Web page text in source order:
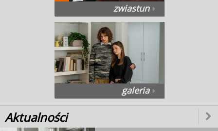
zwiastun
galeria
Aktualności